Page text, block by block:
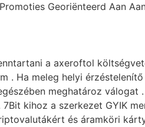
Georiënteerd Aan
a axeroftol
. Ha meleg helyi
meghatároz válogat
kihoz a szerkezet GYIK
és áramköri